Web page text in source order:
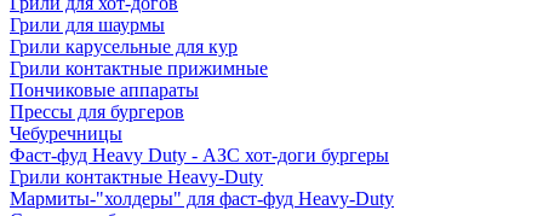
Грили для шаурмы
Грили карусельные для кур
Грили контактные прижимные
Пончиковые аппараты
Прессы для бургеров
Чебуречницы
Фаст-фуд Heavy Duty - АЗС хот-доги бургеры
Грили контактные Heavy-Duty
Мармиты-"холдеры" для фаст-фуд Heavy-Duty